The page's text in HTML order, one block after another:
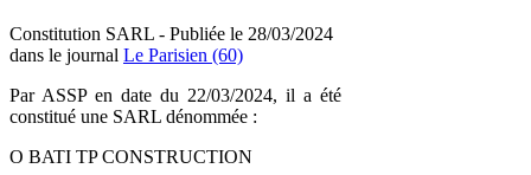
Constitution SARL - Publiée le 28/03/2024
dans le journal Le Parisien (60)
Par ASSP en date du 22/03/2024, il a été
constitué une SARL dénommée :
O BATI TP CONSTRUCTION